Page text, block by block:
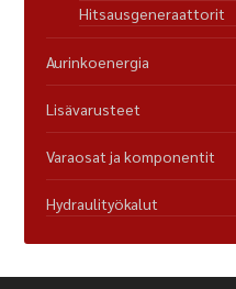
Hitsausgeneraattorit
Aurinkoenergia
Lisävarusteet
Varaosat ja komponentit
Hydraulityökalut